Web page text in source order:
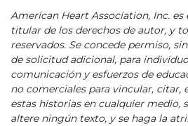
American Heart Association, Inc.
titular de los derechos de autor, y
reservados. Se concede permiso,
de solicitud adicional, para
comunicación y esfuerzos de
no comerciales para vincular, citar,
estas historias en cualquier medio,
altere ningún texto, y se haga la